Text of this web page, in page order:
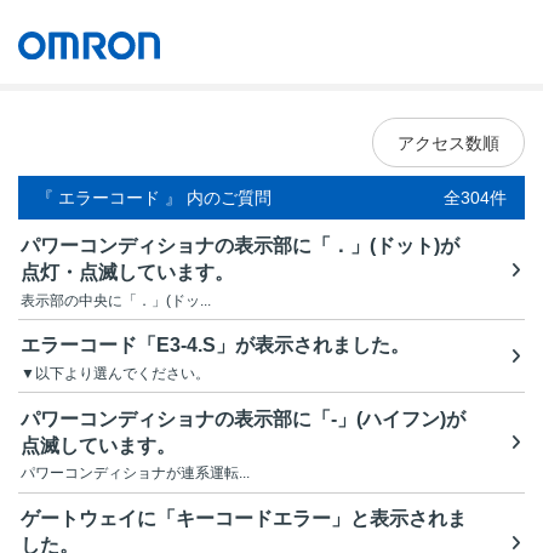
アクセス数順
『 エラーコード 』 内のご質問 全304件
パワーコンディショナの表示部に「．」(ドット)が
点灯・点滅しています。
表示部の中央に「．」(ドッ...
エラーコード「E3-4.S」が表示されました。
▼以下より選んでください。
パワーコンディショナの表示部に「-」(ハイフン)が
点滅しています。
パワーコンディショナが連系運転...
ゲートウェイに「キーコードエラー」と表示されま
した。